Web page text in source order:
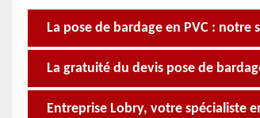
La pose de bardage en PVC : notre
La gratuité du devis pose de
Entreprise Lobry, votre spécialiste